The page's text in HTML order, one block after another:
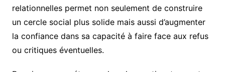
relationnelles permet non seulement de construire
un cercle social plus solide mais aussi d’augmenter
la confiance dans sa capacité à faire face aux refus
ou critiques éventuelles.